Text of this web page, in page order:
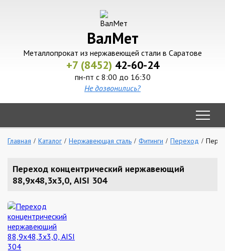
ВалМет
Металлопрокат из нержавеющей стали в Саратове
+7 (8452) 42-60-24
пн-пт с 8:00 до 16:30
Не дозвонились?
Главная Каталог Нержавеющая сталь Фитинги Переход
Переход концентрический нержавеющий
88,9х48,3х3,0, AISI 304